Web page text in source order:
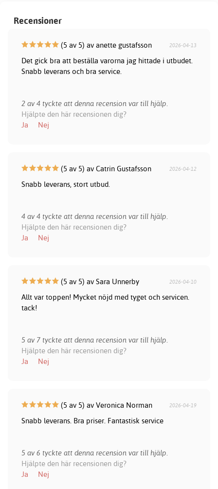
Recensioner
(5 av 5) av anette gustafsson 2026-04-13
Det gick bra att beställa varorna jag hittade i utbudet.
Snabb leverans och bra service.
2 av 4 tyckte att denna recension var till hjälp.
Hjälpte den här recensionen dig?
Ja
Nej
(5 av 5) av Catrin Gustafsson 2026-04-12
Snabb leverans, stort utbud.
4 av 4 tyckte att denna recension var till hjälp.
Hjälpte den här recensionen dig?
Ja
Nej
(5 av 5) av Sara Unnerby 2026-04-10
Allt var toppen! Mycket nöjd med tyget och servicen.
tack!
5 av 7 tyckte att denna recension var till hjälp.
Hjälpte den här recensionen dig?
Ja
Nej
(5 av 5) av Veronica Norman 2026-04-19
Snabb leverans. Bra priser. Fantastisk service
5 av 6 tyckte att denna recension var till hjälp.
Hjälpte den här recensionen dig?
Ja
Nej